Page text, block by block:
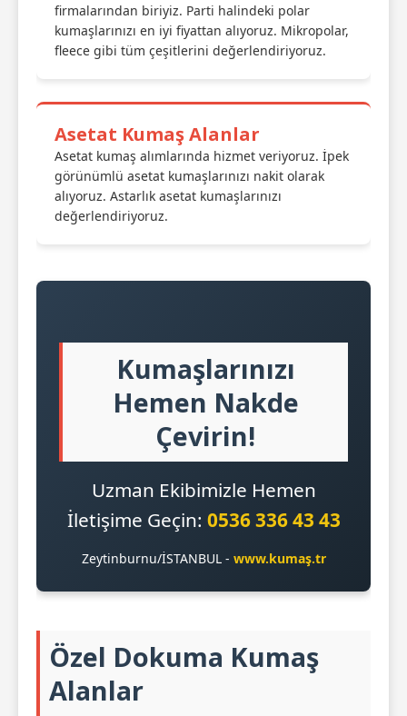
firmalarından biriyiz. Parti halindeki polar
kumaşlarınızı en iyi fiyattan alıyoruz. Mikropolar,
fleece gibi tüm çeşitlerini değerlendiriyoruz.
Asetat Kumaş Alanlar
Asetat kumaş alımlarında hizmet veriyoruz. İpek
görünümlü asetat kumaşlarınızı nakit olarak
alıyoruz. Astarlık asetat kumaşlarınızı
değerlendiriyoruz.
Kumaşlarınızı
Hemen Nakde
Çevirin!
Uzman Ekibimizle Hemen
İletişime Geçin: 0536 336 43 43
Zeytinburnu/İSTANBUL - www.kumaş.tr
Özel Dokuma Kumaş
Alanlar